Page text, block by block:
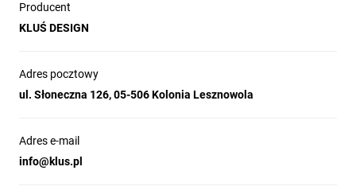
Producent
KLUŚ DESIGN
Adres pocztowy
ul. Słoneczna 126, 05-506 Kolonia Lesznowola
Adres e-mail
info@klus.pl